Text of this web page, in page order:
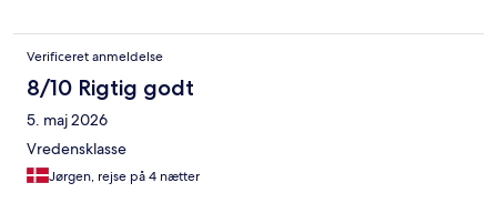
Verificeret anmeldelse
8/10 Rigtig godt
5. maj 2026
Vredensklasse
Jørgen, rejse på 4 nætter